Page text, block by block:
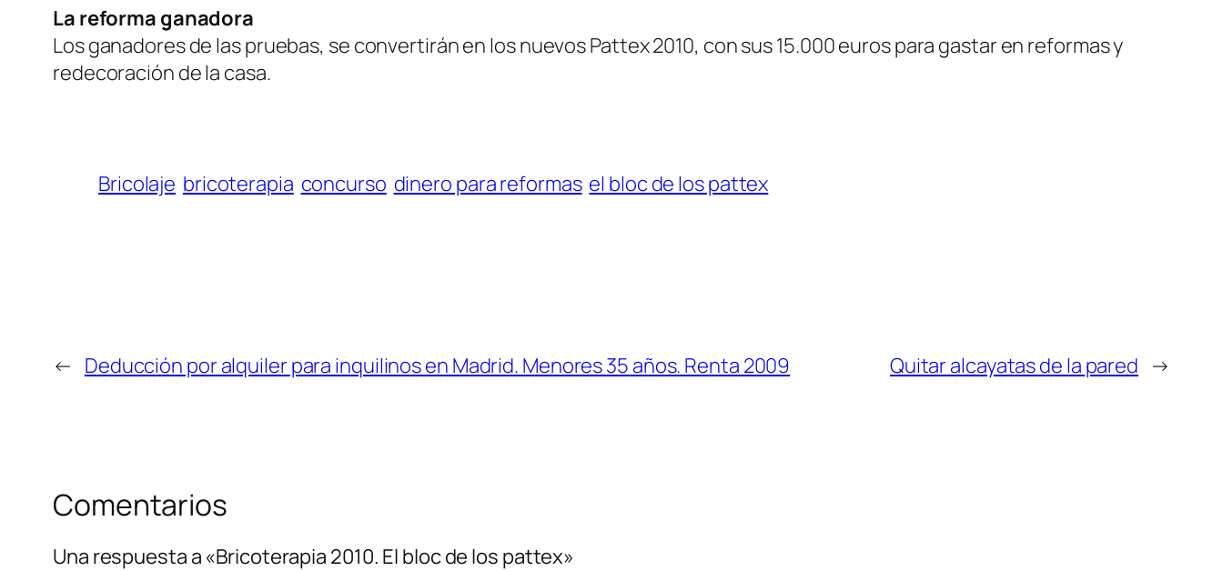
La reforma ganadora
Los ganadores de las pruebas, se convertirán en los nuevos Pattex 2010, con sus 15.000 euros para gastar en reformas y
redecoración de la casa.
Bricolaje bricoterapia concurso dinero para reformas el bloc de los pattex
← Deducción por alquiler para inquilinos en Madrid. Menores 35 años. Renta 2009 Quitar alcayatas de la pared →
Comentarios
Una respuesta a «Bricoterapia 2010. El bloc de los pattex»